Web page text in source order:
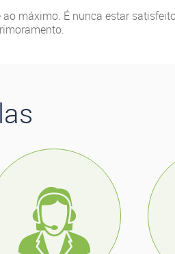
máximo. É nunca estar